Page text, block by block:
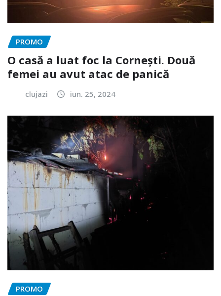
PROMO
O casă a luat foc la Cornești. Două
femei au avut atac de panică
clujazi iun. 25, 2024
PROMO